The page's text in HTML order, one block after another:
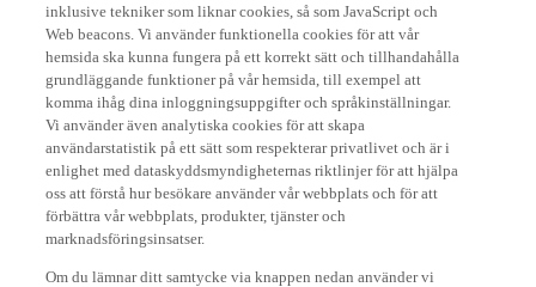
inklusive tekniker som liknar cookies, så som JavaScript och
Web beacons. Vi använder funktionella cookies för att vår
hemsida ska kunna fungera på ett korrekt sätt och tillhandahålla
grundläggande funktioner på vår hemsida, till exempel att
komma ihåg dina inloggningsuppgifter och språkinställningar.
Vi använder även analytiska cookies för att skapa
användarstatistik på ett sätt som respekterar privatlivet och är i
enlighet med dataskyddsmyndigheternas riktlinjer för att hjälpa
oss att förstå hur besökare använder vår webbplats och för att
förbättra vår webbplats, produkter, tjänster och
marknadsföringsinsatser.
Om du lämnar ditt samtycke via knappen nedan använder vi